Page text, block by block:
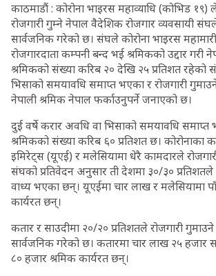
काठमाडौं : कोरोना भाइरस महाव्याधि (कोभिड
रोजगारी गुम्ने नेपाल वैदेशिक रोजगार व्यवसायी
सार्वजनिक गरेको छ। संघले कोरोना भाइरस
रोजगारदाता कम्पनी बन्द भई श्रमिकको उद्दार गरी
श्रमिकको संख्या करिब २० देखि २५ प्रतिशत
भिसाको समयावधि समाप्त भएका र रोजगारी
नेपाली श्रमिक नेपाल फर्काउनुपर्ने जनाएको छ।
दुई वर्षे करार अवधि वा भिसाको समयावधि
श्रमिकको संख्या करिब ६० प्रतिशत छ।
इमिरेट्स (यूएई) र मलेसियामा धेरै कामदारले
संघको प्रतिवेदन अनुसार ती देशमा ३०/३० प्रतिशतले
वाध्य भएका छन्। यूएईमा चार लाख र मलेसियामा
कार्यरत छन्।
कतार र साउदीमा २०/२० प्रतिशतले रोजगारी
सार्वजनिक गरेको छ। कतारमा चार लाख २५ हजार
८० हजार श्रमिक कार्यरत छन्।